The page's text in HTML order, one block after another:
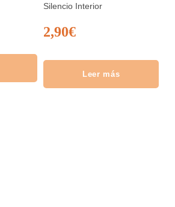
Silencio Interior
2,90€
Leer más